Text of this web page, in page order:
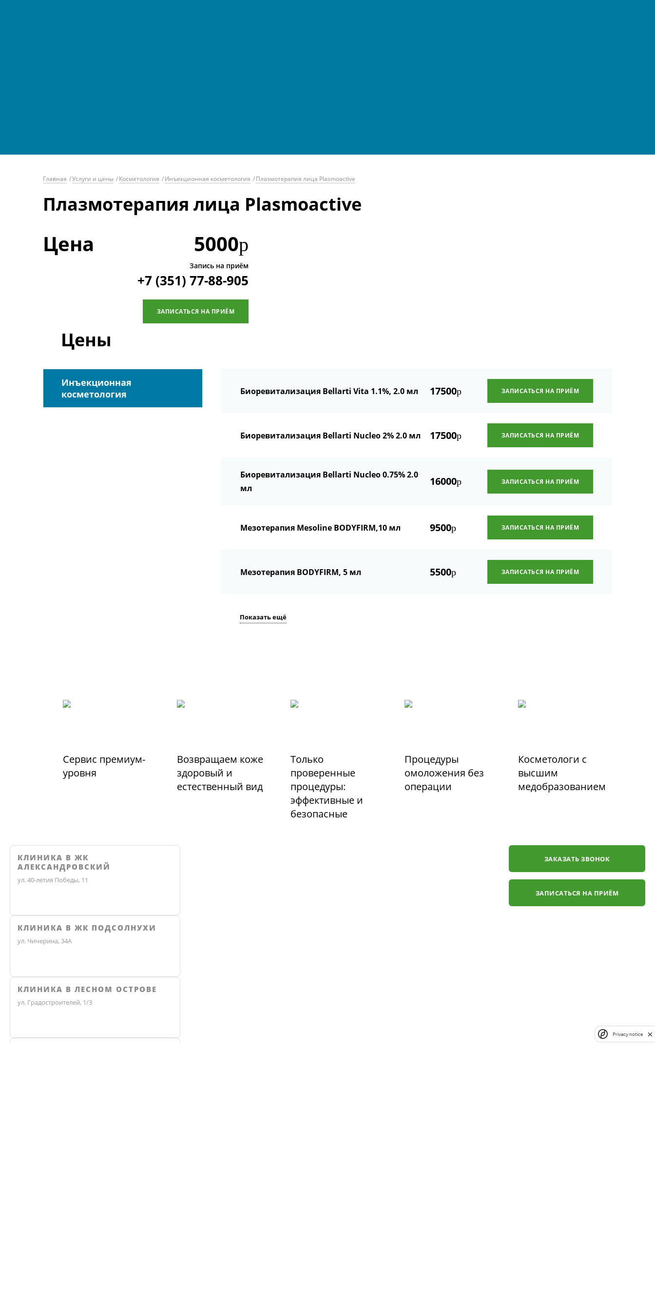
Главная /Услуги и цены /Косметология /Инъекционная косметология /Плазмотерапия лица Plasmoactive
Плазмотерапия лица Plasmoactive
Цена 5000р
Запись на приём
+7 (351) 77-88-905
ЗАПИСАТЬСЯ НА ПРИЁМ
Цены
Инъекционная
косметология
Биоревитализация Bellarti Vita 1.1%, 2.0 мл 17500р ЗАПИСАТЬСЯ НА ПРИЁМ
Биоревитализация Bellarti Nucleo 2% 2.0 мл 17500р ЗАПИСАТЬСЯ НА ПРИЁМ
Биоревитализация Bellarti Nucleo 0.75% 2.0
мл
16000р ЗАПИСАТЬСЯ НА ПРИЁМ
Мезотерапия Mesoline BODYFIRM,10 мл 9500р ЗАПИСАТЬСЯ НА ПРИЁМ
Мезотерапия BODYFIRM, 5 мл 5500р ЗАПИСАТЬСЯ НА ПРИЁМ
Показать ещё
Сервис премиум-
уровня
Возвращаем коже
здоровый и
естественный вид
Только
проверенные
процедуры:
эффективные и
безопасные
Процедуры
омоложения без
операции
Косметологи с
высшим
медобразованием
ЗАКАЗАТЬ ЗВОНОК
КЛИНИКА В ЖК
АЛЕКСАНДРОВСКИЙ
ул. 40-летия Победы, 11
КЛИНИКА В ЖК ПОДСОЛНУХИ
ул. Чичерина, 34А
КЛИНИКА В ЛЕСНОМ ОСТРОВЕ
ул. Градостроителей, 1/3
ЗАПИСАТЬСЯ НА ПРИЁМ
Privacy notice